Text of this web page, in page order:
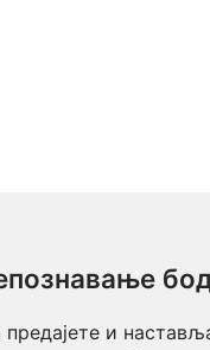
предајете и